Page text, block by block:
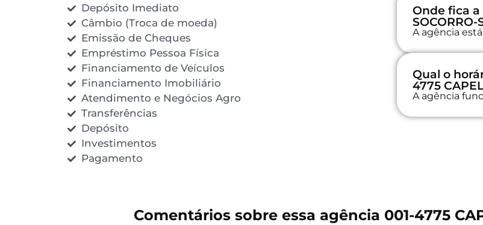
Depósito Imediato
Câmbio (Troca de moeda)
Emissão de Cheques
Empréstimo Pessoa Física
Financiamento de Veículos
Financiamento Imobiliário
Atendimento e Negócios Agro
Transferências
Depósito
Investimentos
Pagamento
Onde fica a
SOCORRO-
A agência
Qual o
4775
A agência
Comentários sobre essa agência 001-4775